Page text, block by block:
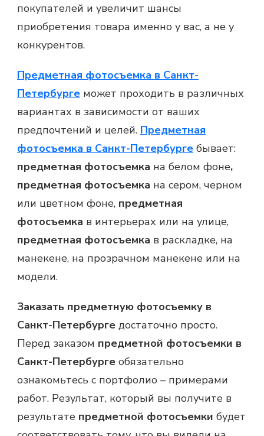
покупателей и увеличит шансы
приобретения товара именно у вас, а не у
конкурентов.
Предметная фотосъемка в Санкт-
Петербурге может проходить в различных
вариантах в зависимости от ваших
предпочтений и целей. Предметная
фотосъемка в Санкт-Петербурге бывает:
предметная фотосъемка на белом фоне,
предметная фотосъемка на сером, черном
или цветном фоне, предметная
фотосъемка в интерьерах или на улице,
предметная фотосъемка в раскладке, на
манекене, на прозрачном манекене или на
модели.
Заказать предметную фотосъемку в
Санкт-Петербурге достаточно просто.
Перед заказом предметной фотосъемки в
Санкт-Петербурге обязательно
ознакомьтесь с портфолио – примерами
работ. Результат, который вы получите в
результате предметной фотосъемки будет